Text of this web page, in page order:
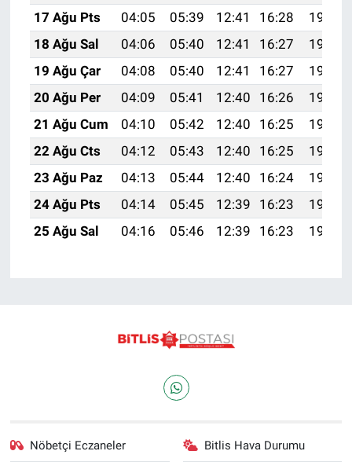
17 Ağu Pts
04:05 05:39 12:41 16:28
19:34
18 Ağu Sal
04:06 05:40 12:41 16:27
19:32
19 Ağu Çar
04:08 05:40 12:41 16:27
19:31
20 Ağu Per
04:09 05:41 12:40 16:26
19:30
21 Ağu Cum
04:10 05:42 12:40 16:25
19:28
22 Ağu Cts
04:12 05:43 12:40 16:25
19:27
23 Ağu Paz
04:13 05:44 12:40 16:24
19:25
24 Ağu Pts
04:14 05:45 12:39 16:23
19:24
25 Ağu Sal
04:16 05:46 12:39 16:23 19:22
Nöbetçi Eczaneler Bitlis Hava Durumu